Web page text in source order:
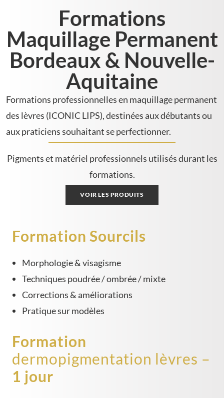
FAQ
CONTACT
PRENDRE RENDEZ-VOUS
LAISSER UN AVIS
Formations
Maquillage Permanent
Bordeaux & Nouvelle-
Aquitaine
Formations professionnelles en maquillage permanent
des lèvres (ICONIC LIPS), destinées aux débutants ou
aux praticiens souhaitant se perfectionner.
Pigments et matériel professionnels utilisés durant les
formations.
VOIR LES PRODUITS
Formation Sourcils
Morphologie & visagisme
Techniques poudrée / ombrée / mixte
Corrections & améliorations
Pratique sur modèles
Formation
dermopigmentation lèvres –
1 jour